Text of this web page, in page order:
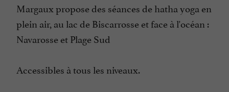
Margaux propose des séances de hatha yoga en
plein air, au lac de Biscarrosse et face à l'océan :
Navarosse et Plage Sud
Accessibles à tous les niveaux.